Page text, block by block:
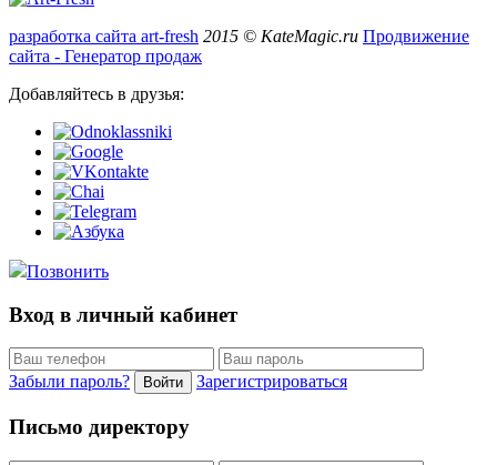
разработка сайта art-fresh 2015 © KateMagic.ru Продвижение
сайта - Генератор продаж
Добавляйтесь в друзья:
Позвонить
Вход в личный кабинет
Забыли пароль? Войти Зарегистрироваться
Письмо директору